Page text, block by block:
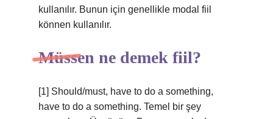
kullanılır. Bunun için genellikle modal fiil
können kullanılır.
Müssen ne demek fiil?
[1] Should/must, have to do a something,
have to do a something. Temel bir şey